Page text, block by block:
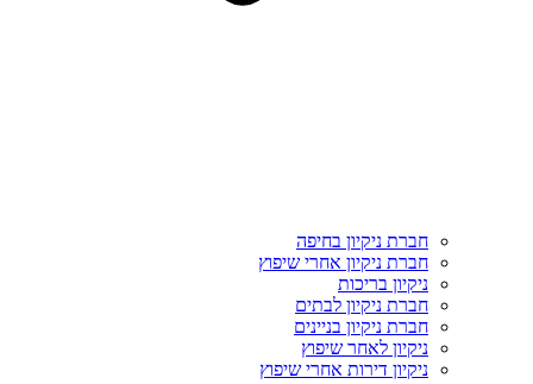
חברת ניקיון בחיפה
חברת ניקיון אחרי שיפוץ
ניקיון בריכות
חברת ניקיון לבתים
חברת ניקיון בניינים
ניקיון לאחר שיפוץ
ניקיון דירות אחרי שיפוץ